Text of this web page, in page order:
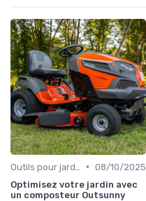
• 08/10/2025
Optimisez votre jardin avec
un composteur Outsunny